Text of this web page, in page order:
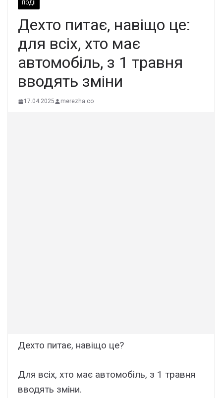
ПОДІЇ
Дехто питає, навіщо це:
для всіх, хто має
автомобіль, з 1 травня
вводять зміни
17.04.2025 merezha.co
Дехто питає, навіщо це?
Для всіх, хто має автомобіль, з 1 травня
вводять зміни.